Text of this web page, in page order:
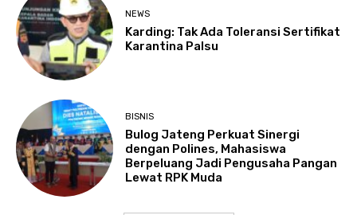
NEWS
Karding: Tak Ada Toleransi Sertifikat
Karantina Palsu
BISNIS
Bulog Jateng Perkuat Sinergi
dengan Polines, Mahasiswa
Berpeluang Jadi Pengusaha Pangan
Lewat RPK Muda